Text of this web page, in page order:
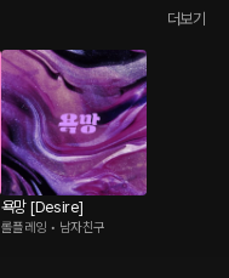
더보기
욕망 [Desire]
롤플레잉 • 남자친구